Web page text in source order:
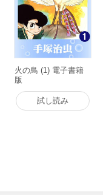
火の鳥 (1) 電子書籍
版
試し読み